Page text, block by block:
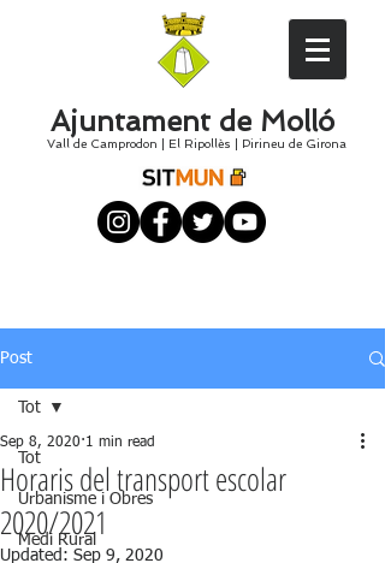
Ajuntament de Molló
Vall de Camprodon El Ripollès Pirineu de Girona
Post
Tot
Urbanisme i Obres
Medi Rural
Tot
Horaris del transport escolar
2020/2021
Sep 8, 2020 1 min read
Updated: Sep 9, 2020